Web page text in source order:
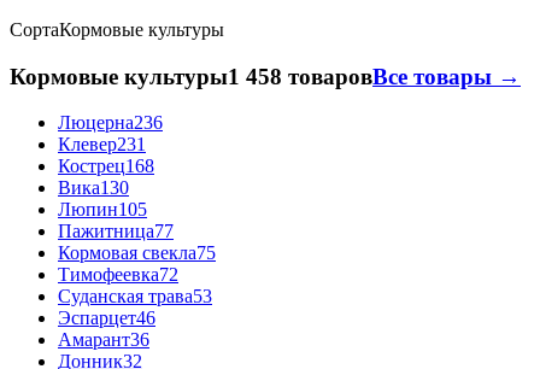
СортаКормовые культуры
Кормовые культуры1 458 товаровВсе товары →
Люцерна236
Клевер231
Кострец168
Вика130
Люпин105
Пажитница77
Кормовая свекла75
Тимофеевка72
Суданская трава53
Эспарцет46
Амарант36
Донник32